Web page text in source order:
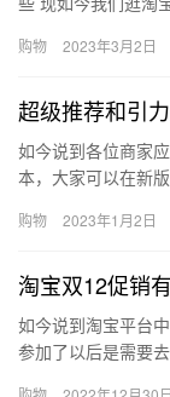
贝，…
购物 2023年3月2日
超级推荐和引
如今说到各位商家
本，大家可以在新
方数据…
购物 2023年1月2日
淘宝双12促销
如今说到淘宝平台
参加了以后是需要